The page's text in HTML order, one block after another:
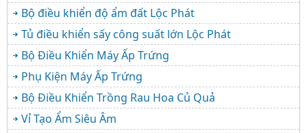
Bộ điều khiển độ ẩm đất Lộc Phát
Tủ điều khiển sấy công suất lớn Lộc Phát
Bộ Điều Khiển Máy Ấp Trứng
Phụ Kiện Máy Ấp Trứng
Bộ Điều Khiển Trồng Rau Hoa Củ Quả
Vỉ Tạo Ẩm Siêu Âm